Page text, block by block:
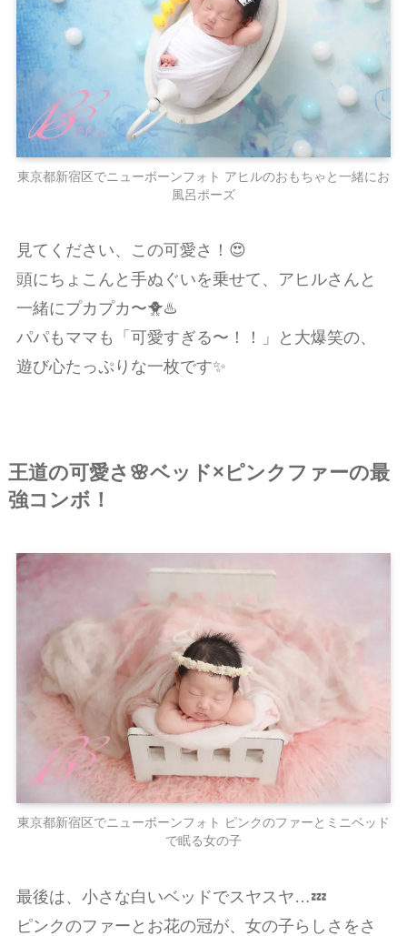
東京都新宿区でニューボーンフォト アヒルのおもちゃと一緒にお
風呂ポーズ
見てください、この可愛さ！😍
頭にちょこんと手ぬぐいを乗せて、アヒルさんと
一緒にプカプカ〜🐥♨️
パパもママも「可愛すぎる〜！！」と大爆笑の、
遊び心たっぷりな一枚です✨
王道の可愛さ🌸ベッド×ピンクファーの最
強コンボ！
東京都新宿区でニューボーンフォト ピンクのファーとミニベッド
で眠る女の子
最後は、小さな白いベッドでスヤスヤ…💤
ピンクのファーとお花の冠が、女の子らしさをさ